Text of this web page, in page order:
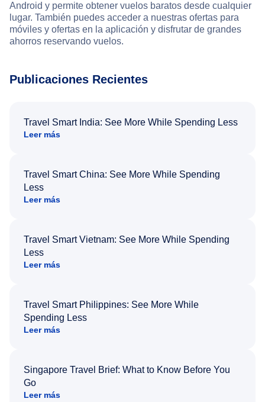
Android y permite obtener vuelos baratos desde cualquier
lugar. También puedes acceder a nuestras ofertas para
móviles y ofertas en la aplicación y disfrutar de grandes
ahorros reservando vuelos.
Publicaciones Recientes
Travel Smart India: See More While Spending Less
Leer más
Travel Smart China: See More While Spending
Less
Leer más
Travel Smart Vietnam: See More While Spending
Less
Leer más
Travel Smart Philippines: See More While
Spending Less
Leer más
Singapore Travel Brief: What to Know Before You
Go
Leer más